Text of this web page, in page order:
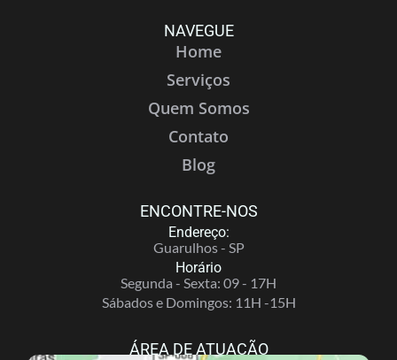
NAVEGUE
Home
Serviços
Quem Somos
Contato
Blog
ENCONTRE-NOS
Endereço:
Guarulhos - SP
Horário
Segunda - Sexta: 09 - 17H
Sábados e Domingos: 11H -15H
ÁREA DE ATUAÇÃO